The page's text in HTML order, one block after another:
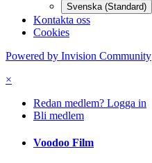
Svenska (Standard)
Kontakta oss
Cookies
Powered by Invision Community
×
Redan medlem? Logga in
Bli medlem
Voodoo Film